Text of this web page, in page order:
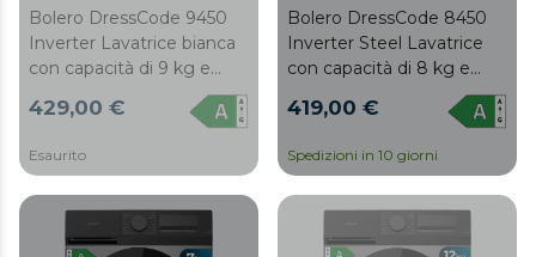
Bolero DressCode 9450
Inverter Lavatrice bianca
con capacità di 9 kg e
programmi, classe A-10 %,
elegante pannello in
acciaio inox, SteamMax,
Drum Clean, Allergy Care,
Pearl Drum, Delay Start,
429,00 €
Esaurito
Bolero DressCode 8450
Inverter Steel Lavatrice
con capacità di 8 kg e
programmi, classe A-20 %,
elegante pannello in
acciaio inox, SteamMax,
Drum Clean, Allergy Care,
Pearl Drum, Delay Start,
419,00 €
Spedizioni in 10 giorni